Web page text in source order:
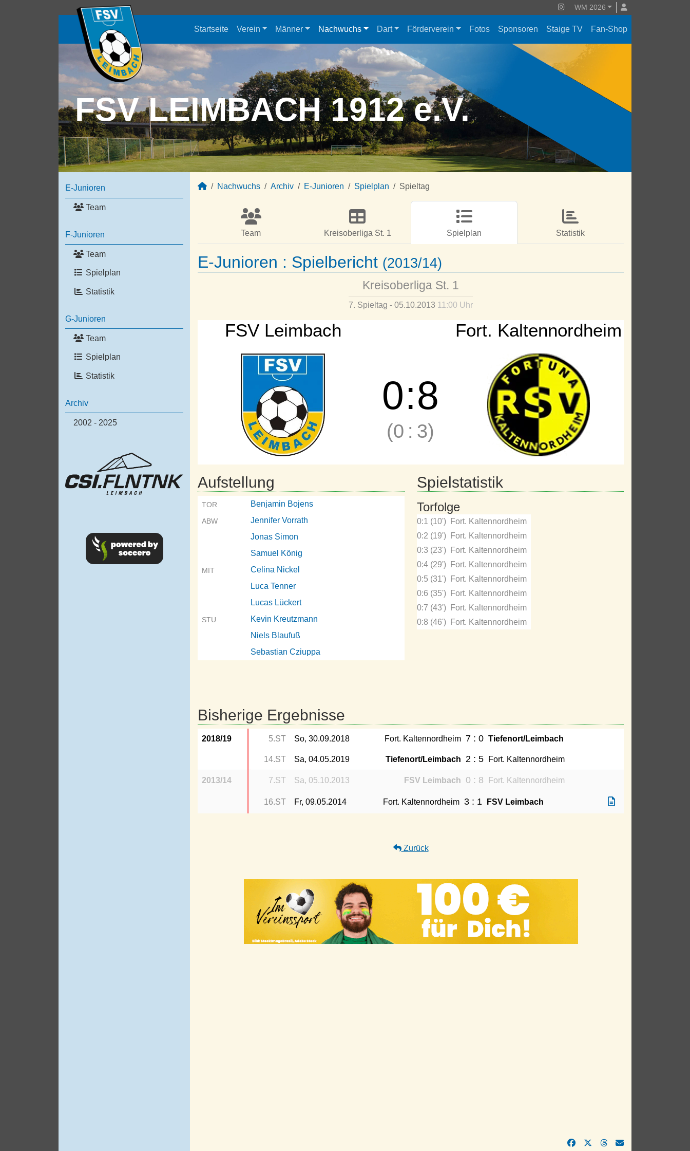
WM 2026
Startseite Verein Männer Nachwuchs Dart Förderverein Fotos Sponsoren Staige TV Fan-Shop
FSV LEIMBACH 1912 e.V.
E-Junioren
Team
F-Junioren
Team
Spielplan
Statistik
G-Junioren
Team
Spielplan
Statistik
Archiv
2002 - 2025
Nachwuchs Archiv E-Junioren Spielplan Spieltag
Team Kreisoberliga St. 1 Spielplan Statistik
E-Junioren : Spielbericht (2013/14)
Kreisoberliga St. 1
7. Spieltag - 05.10.2013 11:00 Uhr
FSV Leimbach Fort. Kaltennordheim
0:8
(0 : 3)
Aufstellung
TOR Benjamin Bojens
ABW
Jennifer Vorrath
Jonas Simon
Samuel König
MIT
Celina Nickel
Luca Tenner
Lucas Lückert
STU
Kevin Kreutzmann
Niels Blaufuß
Sebastian Cziuppa
Spielstatistik
Torfolge
0:1 (10')
Fort. Kaltennordheim
0:2 (19')
Fort. Kaltennordheim
0:3 (23')
Fort. Kaltennordheim
0:4 (29')
Fort. Kaltennordheim
0:5 (31')
Fort. Kaltennordheim
0:6 (35')
Fort. Kaltennordheim
0:7 (43')
Fort. Kaltennordheim
0:8 (46')
Fort. Kaltennordheim
Bisherige Ergebnisse
2018/19 5.ST So, 30.09.2018 Fort. Kaltennordheim 7 : 0 Tiefenort/Leimbach
14.ST Sa, 04.05.2019 Tiefenort/Leimbach 2 : 5 Fort. Kaltennordheim
2013/14 7.ST Sa, 05.10.2013 FSV Leimbach 0 : 8 Fort. Kaltennordheim
16.ST Fr, 09.05.2014 Fort. Kaltennordheim 3 : 1 FSV Leimbach
Zurück